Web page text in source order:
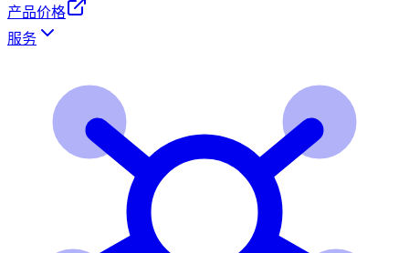
产品价格
服务